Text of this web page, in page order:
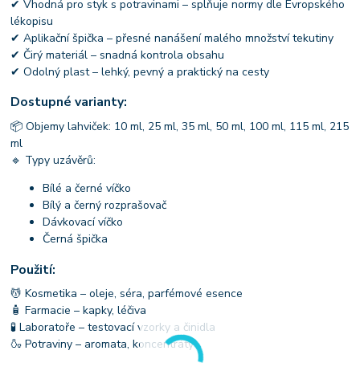
✔ Vhodná pro styk s potravinami – splňuje normy dle Evropského
lékopisu
✔ Aplikační špička – přesné nanášení malého množství tekutiny
✔ Čirý materiál – snadná kontrola obsahu
✔ Odolný plast – lehký, pevný a praktický na cesty
Dostupné varianty:
📦 Objemy lahviček: 10 ml, 25 ml, 35 ml, 50 ml, 100 ml, 115 ml, 215
ml
🔹 Typy uzávěrů:
Bílé a černé víčko
Bílý a černý rozprašovač
Dávkovací víčko
Černá špička
Použití:
💆 Kosmetika – oleje, séra, parfémové esence
🧴 Farmacie – kapky, léčiva
🧪 Laboratoře – testovací vzorky a činidla
🍶 Potraviny – aromata, koncentráty